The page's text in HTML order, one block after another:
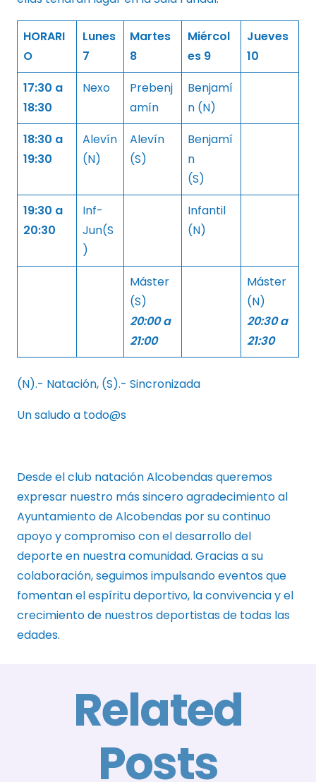
HORARI
O
Lunes
7
Martes
8
Miércol
es 9
Jueves
10
17:30 a
18:30
Nexo
Prebenj
amín
Benjamí
n (N)
18:30 a
19:30
Alevín
(N)
Alevín
(S)
Benjamí
n
(S)
19:30 a
20:30
Inf-
Jun(S
)
Infantil
(N)
Máster
(S)
20:00 a
21:00
Máster
(N)
20:30 a
21:30
(N).- Natación, (S).- Sincronizada
Un saludo a todo@s
Desde el club natación Alcobendas queremos
expresar nuestro más sincero agradecimiento al
Ayuntamiento de Alcobendas por su continuo
apoyo y compromiso con el desarrollo del
deporte en nuestra comunidad. Gracias a su
colaboración, seguimos impulsando eventos que
fomentan el espíritu deportivo, la convivencia y el
crecimiento de nuestros deportistas de todas las
edades.
Related
Posts
El Club